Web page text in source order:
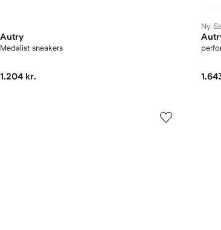
Autry
Medalist sneakers
1.204 kr.
Ny